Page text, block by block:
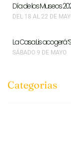
Día de los Museos
DEL 18 AL 22 DE
La Casa Lis acogerá
SÁBADO 9 DE MAYO
Categorias